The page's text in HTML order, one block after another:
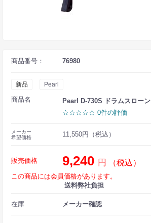
商品番号： 76980
新品 Pearl
商品名
Pearl D-730S ドラムスローン
☆☆☆☆☆ 0件の評価
メーカー
希望価格
11,550円（税込）
販売価格 9,240 円 （税込）
この商品には会員価格があります。
送料弊社負担
在庫 メーカー確認